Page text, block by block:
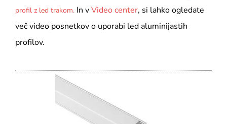
profil z led trakom. In vVideo center, si lahko ogledate
več video posnetkov o uporabi led aluminijastih
profilov.